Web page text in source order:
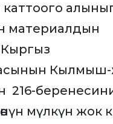
материалдын
Кылмыш-
216-
мүлкүн жок